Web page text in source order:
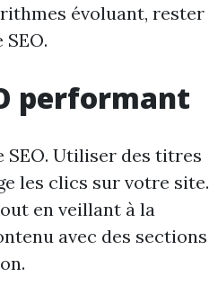
évoluant, rester
performant
Utiliser des titres
les clics sur votre site.
en veillant à la
avec des sections